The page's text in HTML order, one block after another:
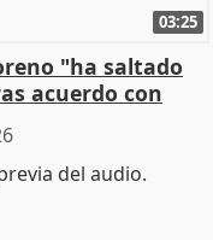
03:25
"ha saltado
acuerdo con